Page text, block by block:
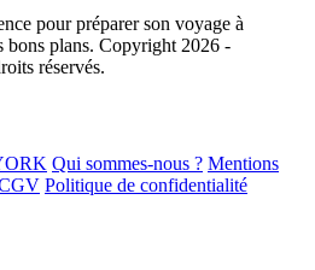
pour préparer son voyage à
bons plans. Copyright 2026 -
réservés.
Qui sommes-nous ? Mentions
Politique de confidentialité